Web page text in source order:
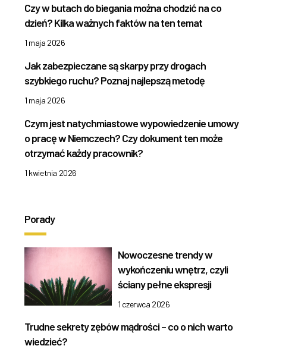
Czy w butach do biegania można chodzić na co
dzień? Kilka ważnych faktów na ten temat
1 maja 2026
Jak zabezpieczane są skarpy przy drogach
szybkiego ruchu? Poznaj najlepszą metodę
1 maja 2026
Czym jest natychmiastowe wypowiedzenie umowy
o pracę w Niemczech? Czy dokument ten może
otrzymać każdy pracownik?
1 kwietnia 2026
Porady
Nowoczesne trendy w
wykończeniu wnętrz, czyli
ściany pełne ekspresji
1 czerwca 2026
Trudne sekrety zębów mądrości – co o nich warto
wiedzieć?